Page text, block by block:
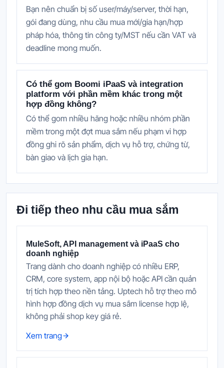
Bạn nên chuẩn bị số user/máy/server, thời hạn,
gói đang dùng, nhu cầu mua mới/gia hạn/hợp
pháp hóa, thông tin công ty/MST nếu cần VAT và
deadline mong muốn.
Có thể gom Boomi iPaaS và integration
platform với phần mềm khác trong một
hợp đồng không?
Có thể gom nhiều hãng hoặc nhiều nhóm phần
mềm trong một đợt mua sắm nếu phạm vi hợp
đồng ghi rõ sản phẩm, dịch vụ hỗ trợ, chứng từ,
bàn giao và lịch gia hạn.
Đi tiếp theo nhu cầu mua sắm
MuleSoft, API management và iPaaS cho
doanh nghiệp
Trang dành cho doanh nghiệp có nhiều ERP,
CRM, core system, app nội bộ hoặc API cần quản
trị tích hợp theo nền tảng. Uptech hỗ trợ theo mô
hình hợp đồng dịch vụ mua sắm license hợp lệ,
không phải shop key giá rẻ.
Xem trang